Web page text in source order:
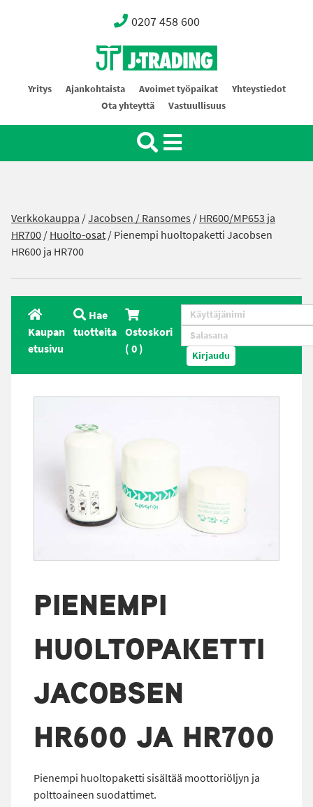
0207 458 600
Oy J-Trading Ab
Yritys Ajankohtaista Avoimet työpaikat
Yhteystiedot
Ota yhteyttä
Vastuullisuus
Verkkokauppa /Jacobsen / Ransomes /HR600/MP653 ja
HR700/Huolto-osat/ Pienempi huoltopaketti Jacobsen
HR600 ja HR700
Kaupan
etusivu
Hae
tuotteita Ostoskori
(0) Kirjaudu
PIENEMPI
HUOLTOPAKETTI
JACOBSEN
HR600 JA HR700
Pienempi huoltopaketti sisältää moottoriöljyn ja
polttoaineen suodattimet.